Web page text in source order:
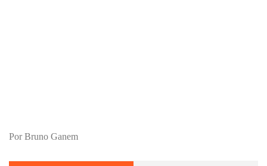
Por Bruno Ganem